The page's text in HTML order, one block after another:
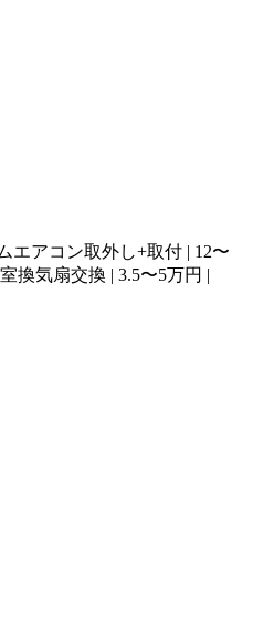
エアコン取外し+取付 | 12〜
換気扇交換 | 3.5〜5万円 |